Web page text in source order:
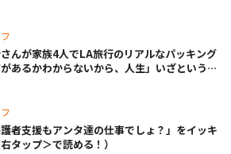
んが家族4人でLA旅行のリアルなパッキング
あるかわからないから、人生」いざというと
者支援もアンタ達の仕事でしょ？」をイッキ
タップ＞で読める！）